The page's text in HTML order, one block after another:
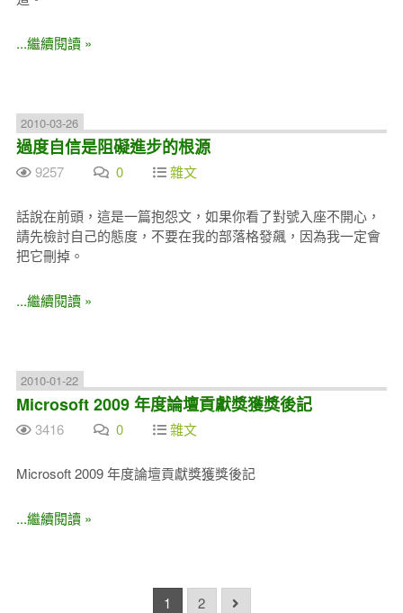
...繼續閱讀 »
2010-03-26
過度自信是阻礙進步的根源
9257 0 雜文
話說在前頭，這是一篇抱怨文，如果你看了對號入座不開心，
請先檢討自己的態度，不要在我的部落格發飆，因為我一定會
把它刪掉。
...繼續閱讀 »
2010-01-22
Microsoft 2009 年度論壇貢獻獎獲獎後記
3416 0 雜文
Microsoft 2009 年度論壇貢獻獎獲獎後記
...繼續閱讀 »
1 2